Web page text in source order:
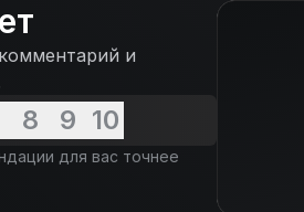
и
8 9 10
для вас точнее